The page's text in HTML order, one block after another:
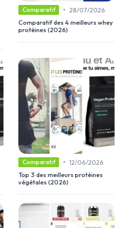
Comparatif • 28/07/2026
Comparatif des 4 meilleurs whey
protéines (2026)
Comparatif • 12/06/2026
Top 3 des meilleurs protéines
végétales (2026)